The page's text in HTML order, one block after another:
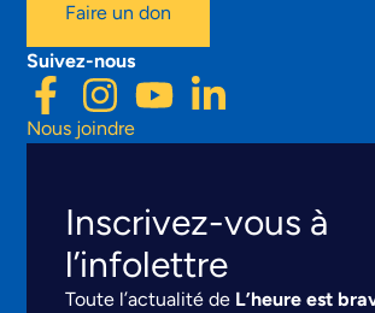
Faire un don
Suivez-nous
Nous joindre
Inscrivez-vous à
l’infolettre
Toute l’actualité de L’heure est